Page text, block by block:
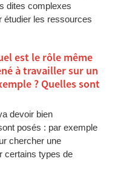
dites complexes
étudier les ressources
est le rôle même
à travailler sur un
? Quelles sont
devoir bien
posés : par exemple
chercher une
certains types de